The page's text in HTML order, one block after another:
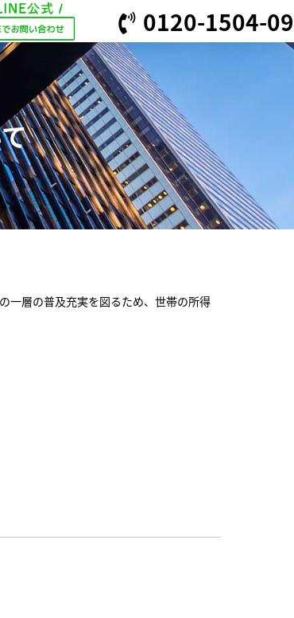
0120-1504-09
一層の普及充実を図るため、世帯の所得